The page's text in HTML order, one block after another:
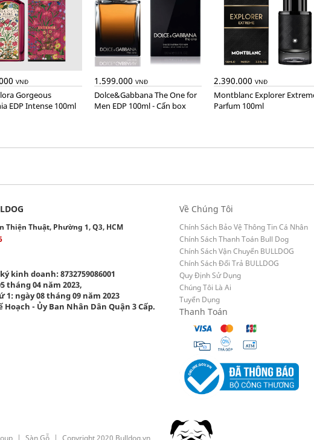
VNĐ
EDP Intense 100ml
1.599.000 VNĐ
Dolce&Gabbana The One for
Men EDP 100ml - Cấn box
2.390.000VNĐ
Montblanc Explorer Extreme
Parfum 100ml
Thiện Thuật, Phường 1, Q3, HCM
kinh doanh: 8732759086001
tháng 04 năm 2023,
ngày 08 tháng 09 năm 2023
Hoạch - Ủy Ban Nhân Dân Quận 3 Cấp.
Về Chúng Tôi
Chính Sách Bảo Vệ Thông Tin Cá Nhân
Chính Sách Thanh Toán Bull Dog
Chính Sách Vận Chuyển BULLDOG
Chính Sách Đổi Trả BULLDOG
Quy Định Sử Dụng
Chúng Tôi Là Ai
Tuyển Dụng
Thanh Toán